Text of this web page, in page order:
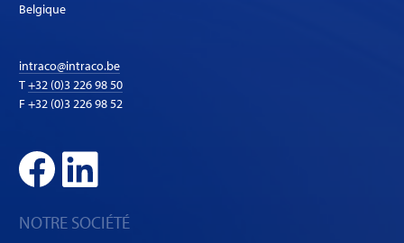
Belgique
intraco@intraco.be
T+32 (0)3 226 98 50
F +32 (0)3 226 98 52
NOTRE SOCIÉTÉ